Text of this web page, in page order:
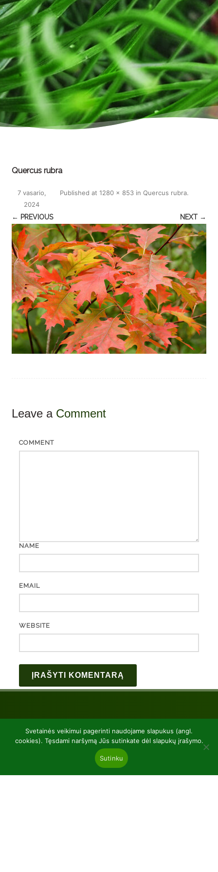
Quercus rubra
Published
7 vasario,
2024
at 1280 × 853 in Quercus rubra.
← PREVIOUS NEXT →
Leave a Comment
COMMENT
NAME
EMAIL
WEBSITE
Svetainės veikimui pagerinti naudojame slapukus (angl.
cookies). Tęsdami naršymą Jūs sutinkate dėl slapukų įrašymo.
Sutinku